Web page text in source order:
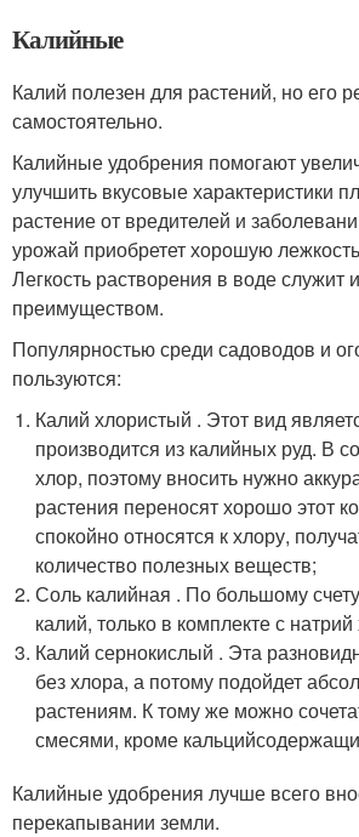
Калийные
Калий полезен для растений, но его
самостоятельно.
Калийные удобрения помогают
улучшить вкусовые характеристики
растение от вредителей и
урожай приобретет хорошую
Легкость растворения в воде служит
преимуществом.
Популярностью среди садоводов и
пользуются:
Калий хлористый . Этот вид
производится из калийных руд. В
хлор, поэтому вносить нужно
растения переносят хорошо этот
спокойно относятся к хлору,
количество полезных веществ;
Соль калийная . По большому
калий, только в комплекте с
Калий сернокислый . Эта
без хлора, а потому подойдет
растениям. К тому же можно
смесями, кроме
Калийные удобрения лучше всего
перекапывании земли.